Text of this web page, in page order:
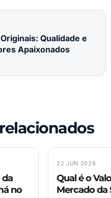
Qualidade e
Apaixonados
da
no
22 JUN 2026
Qual é o
Mercado da